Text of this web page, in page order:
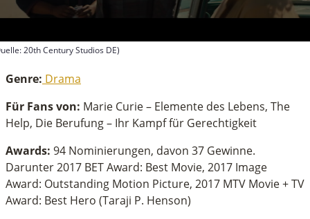
20th Century Studios DE)
Genre: Drama
Für Fans von: Marie Curie – Elemente des Lebens, The
Help, Die Berufung – Ihr Kampf für Gerechtigkeit
Awards: 94 Nominierungen, davon 37 Gewinne.
Darunter 2017 BET Award: Best Movie, 2017 Image
Award: Outstanding Motion Picture, 2017 MTV Movie + TV
Award: Best Hero (Taraji P. Henson)